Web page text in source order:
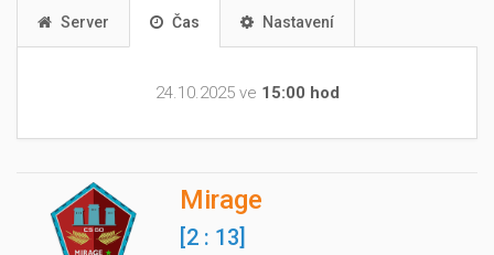
Server Čas Nastavení
24.10.2025 ve 15:00 hod
Mirage
[2 : 13]